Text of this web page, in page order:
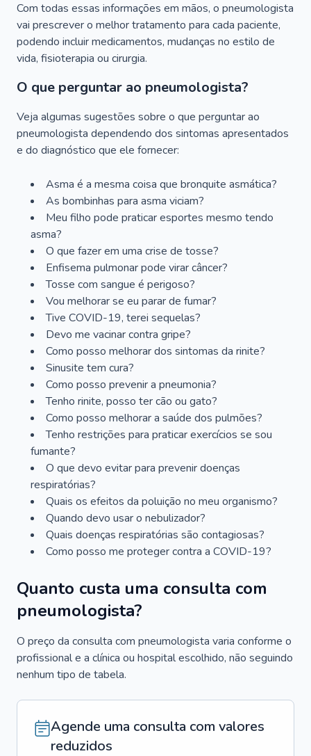
Com todas essas informações em mãos, o pneumologista
vai prescrever o melhor tratamento para cada paciente,
podendo incluir medicamentos, mudanças no estilo de
vida, fisioterapia ou cirurgia.
O que perguntar ao pneumologista?
Veja algumas sugestões sobre o que perguntar ao
pneumologista dependendo dos sintomas apresentados
e do diagnóstico que ele fornecer:
Asma é a mesma coisa que bronquite asmática?
As bombinhas para asma viciam?
Meu filho pode praticar esportes mesmo tendo
asma?
O que fazer em uma crise de tosse?
Enfisema pulmonar pode virar câncer?
Tosse com sangue é perigoso?
Vou melhorar se eu parar de fumar?
Tive COVID-19, terei sequelas?
Devo me vacinar contra gripe?
Como posso melhorar dos sintomas da rinite?
Sinusite tem cura?
Como posso prevenir a pneumonia?
Tenho rinite, posso ter cão ou gato?
Como posso melhorar a saúde dos pulmões?
Tenho restrições para praticar exercícios se sou
fumante?
O que devo evitar para prevenir doenças
respiratórias?
Quais os efeitos da poluição no meu organismo?
Quando devo usar o nebulizador?
Quais doenças respiratórias são contagiosas?
Como posso me proteger contra a COVID-19?
Quanto custa uma consulta com
pneumologista?
O preço da consulta com pneumologista varia conforme o
profissional e a clínica ou hospital escolhido, não seguindo
nenhum tipo de tabela.
Agende uma consulta com valores
reduzidos